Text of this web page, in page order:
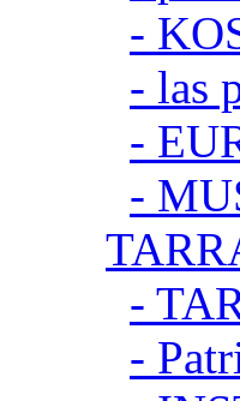
-
- las
-
-
-
-